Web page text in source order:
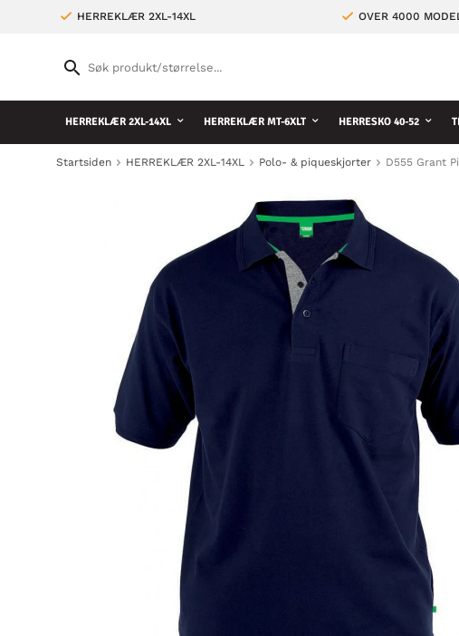
HERREKLÆR 2XL-14XL OVER 4000
HERREKLÆR 2XL-14XL HERREKLÆR MT-6XLT HERRESKO 40-52
Startsiden HERREKLÆR 2XL-14XL Polo- & piqueskjorter D555 Grant